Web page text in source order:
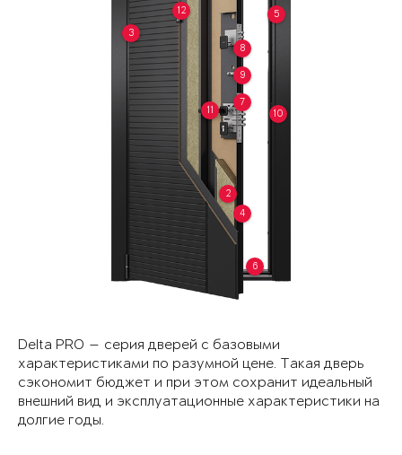
2
3
4
5
6
7
8
9
10
11
12
Delta PRO — серия дверей с базовыми
характеристиками по разумной цене. Такая дверь
сэкономит бюджет и при этом сохранит идеальный
внешний вид и эксплуатационные характеристики на
долгие годы.